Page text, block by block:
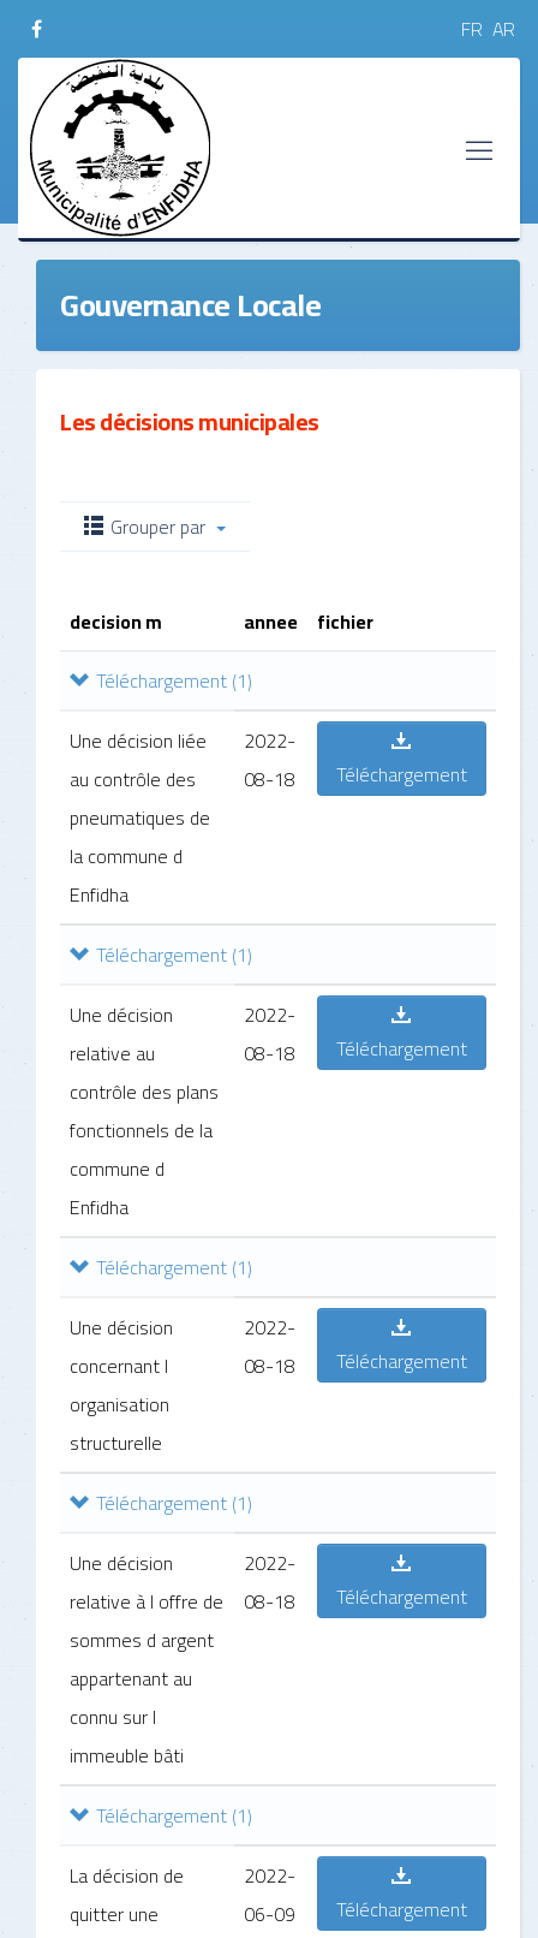
FR AR
Gouvernance Locale
Les décisions municipales
Grouper par
decision m annee fichier
Téléchargement(1)
Une décision liée
au contrôle des
pneumatiques de
la commune d
Enfidha
2022-
08-18
Téléchargement
Téléchargement(1)
Une décision
relative au
contrôle des plans
fonctionnels de la
commune d
Enfidha
2022-
08-18
Téléchargement
Téléchargement(1)
Une décision
concernant l
organisation
structurelle
2022-
08-18
Téléchargement
Téléchargement(1)
Une décision
relative à l offre de
sommes d argent
appartenant au
connu sur l
immeuble bâti
2022-
08-18
Téléchargement
Téléchargement(1)
La décision de
quitter une
2022-
06-09
Téléchargement